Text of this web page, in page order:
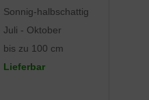
Sonnig-halbschattig
Juli - Oktober
bis zu 100 cm
Lieferbar